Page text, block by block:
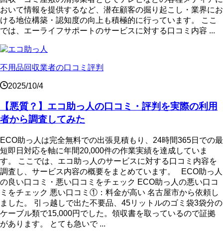
おいて情報を提供するなど、潜在顧客の掘り起こし・業界にお
ける地位構築・認知度の向上も積極的に行っています。 ここ
では、エーライフサポートのサービスに対する口コミ内容 ...
不用品回収業者の口コミ評判
2025/10/4
【悪質？】エコ助っ人の口コミ・評判を実際の利用
者から調査してみた
ECO助っ人は完全無料での出張見積もり、24時間365日での最
短即日対応を軸に年間20,000件の作業実績を達成していま
す。 ここでは、エコ助っ人のサービスに対する口コミ内容を
調査し、サービス内容の概要をまとめています。 ECO助っ人
の良い口コミ・悪い口コミをチェック ECO助っ人の悪い口コ
ミをチェック 悪い口コミ①：料金が高い 名古屋市から依頼し
ました。 引っ越しで出た不要品、45リットルのゴミ袋3袋分の
ケーブル類で15,000円でした。領収書を取っているので証拠
があります。 とても急いで ...